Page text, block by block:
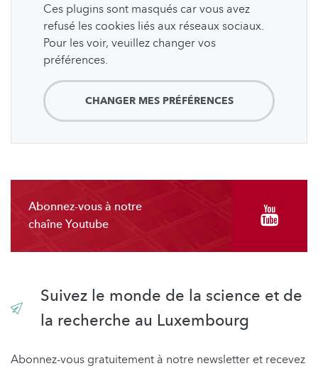
Ces plugins sont masqués car vous avez
refusé les cookies liés aux réseaux sociaux.
Pour les voir, veuillez changer vos
préférences.
CHANGER MES PRÉFÉRENCES
Abonnez-vous à notre
chaîne Youtube
Suivez le monde de la science et de
la recherche au Luxembourg
Abonnez-vous gratuitement à notre newsletter et recevez